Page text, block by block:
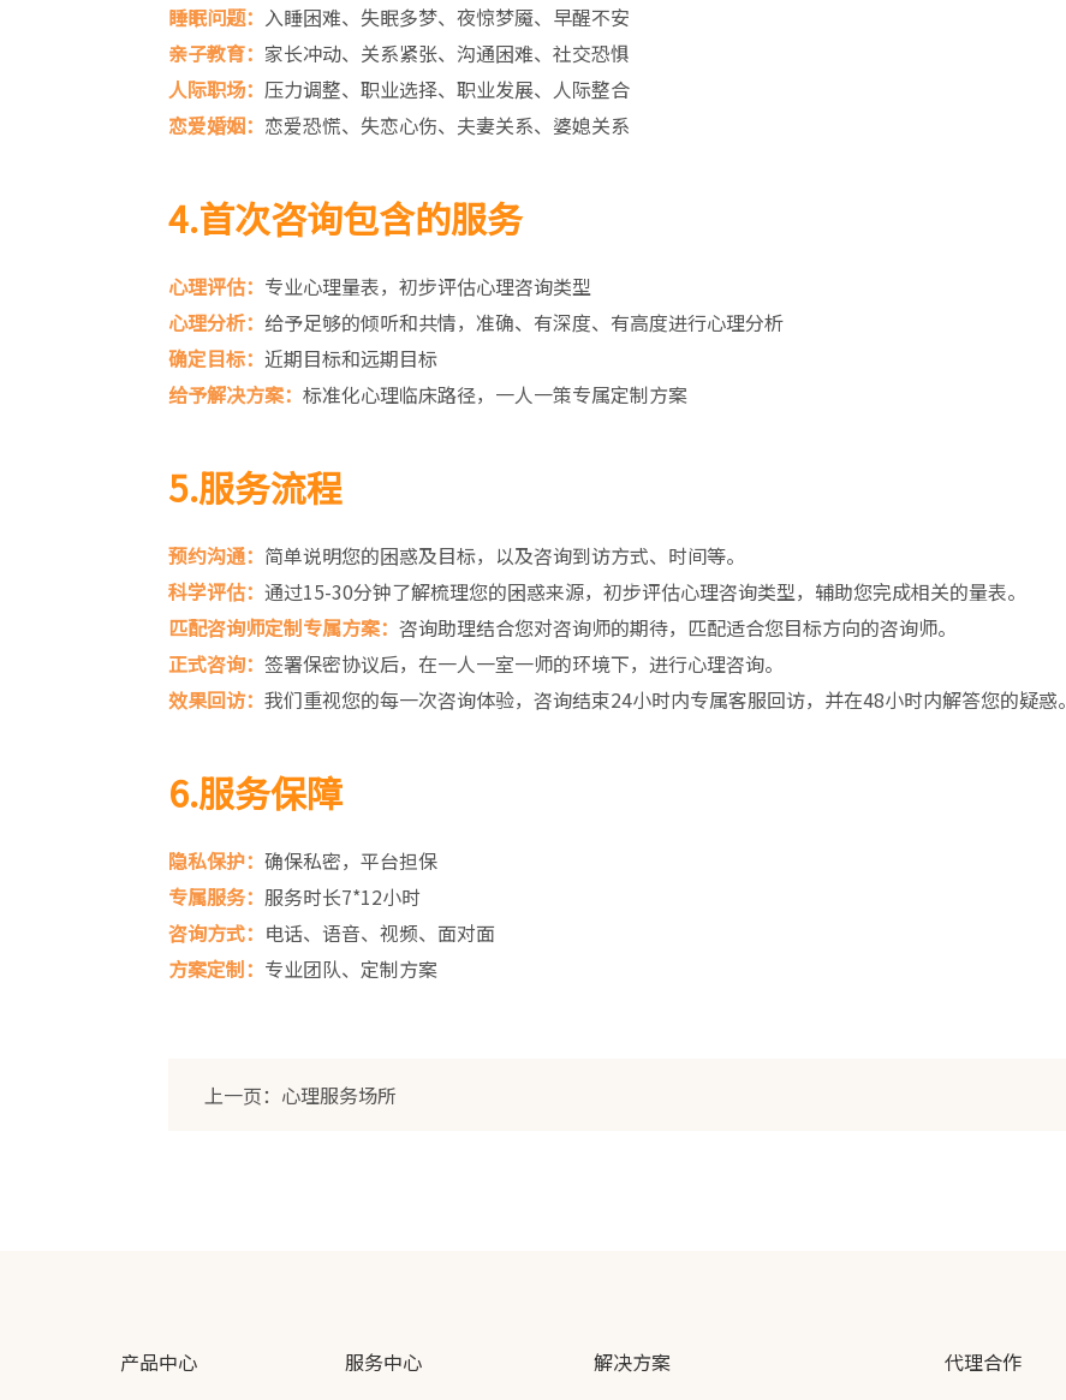
睡眠问题： 入睡困难、失眠多梦、夜惊梦魇、早醒不安
亲子教育： 家长冲动、关系紧张、沟通困难、社交恐惧
人际职场： 压力调整、职业选择、职业发展、人际整合
恋爱婚姻： 恋爱恐慌、失恋心伤、夫妻关系、婆媳关系
4.首次咨询包含的服务
心理评估： 专业心理量表，初步评估心理咨询类型
心理分析： 给予足够的倾听和共情，准确、有深度、有高度进行心理分析
确定目标： 近期目标和远期目标
给予解决方案： 标准化心理临床路径，一人一策专属定制方案
5.服务流程
预约沟通： 简单说明您的困惑及目标，以及咨询到访方式、时间等。
科学评估： 通过15-30分钟了解梳理您的困惑来源，初步评估心理咨询类型，辅助您完成相关的量表。
匹配咨询师定制专属方案： 咨询助理结合您对咨询师的期待，匹配适合您目标方向的咨询师。
正式咨询： 签署保密协议后，在一人一室一师的环境下，进行心理咨询。
效果回访： 我们重视您的每一次咨询体验，咨询结束24小时内专属客服回访，并在48小时内解答您的疑惑。
6.服务保障
隐私保护： 确保私密，平台担保
专属服务： 服务时长7*12小时
咨询方式： 电话、语音、视频、面对面
方案定制： 专业团队、定制方案
上一页：心理服务场所
产品中心 服务中心 解决方案 代理合作